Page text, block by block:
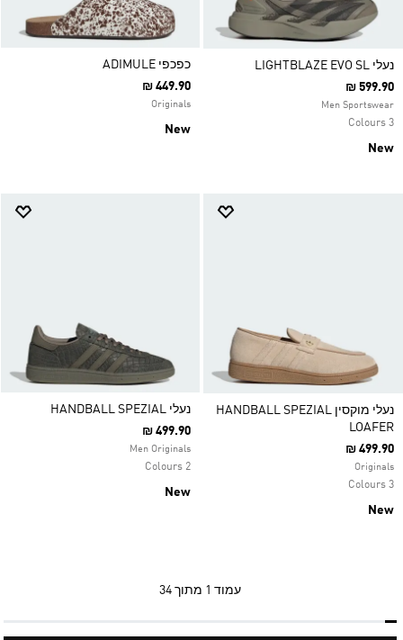
נעלי LIGHTBLAZE EVO SL
₪ 599.90
Men Sportswear
3 Colours
New
כפכפי ADIMULE
₪ 449.90
Originals
New
נעלי מוקסין HANDBALL SPEZIAL
LOAFER
₪ 499.90
Originals
3 Colours
New
נעלי HANDBALL SPEZIAL
₪ 499.90
Men Originals
2 Colours
New
עמוד 1 מתוך 34